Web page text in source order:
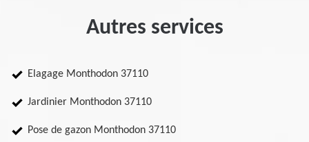
Autres services
Elagage Monthodon 37110
Jardinier Monthodon 37110
Pose de gazon Monthodon 37110